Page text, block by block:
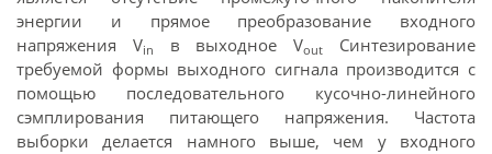
энергии и прямое преобразование входного
напряжения Vin в выходное Vout
Синтезирование
требуемой формы выходного сигнала производится с
помощью последовательного кусочно-линейного
сэмплирования питающего напряжения. Частота
выборки делается намного выше, чем у входного